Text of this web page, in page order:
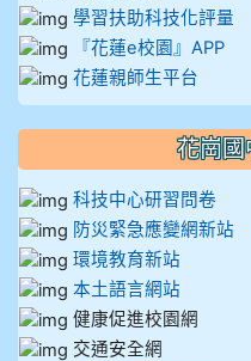
學習扶助科技化評量
『花蓮e校園』APP
花蓮親師生平台
花崗國
科技中心研習問卷
防災緊急應變網新站
環境教育新站
本土語言網站
健康促進校園網
交通安全網